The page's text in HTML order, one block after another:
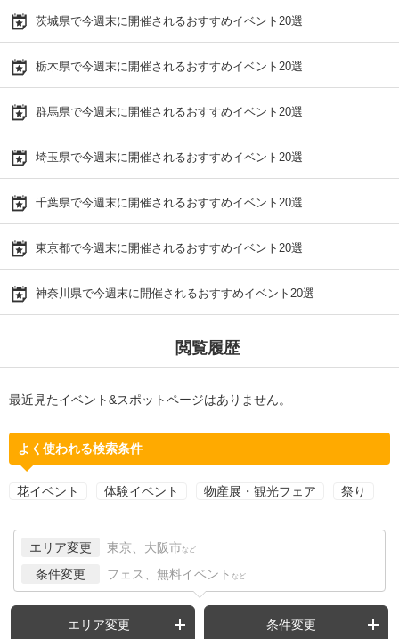
茨城県で今週末に開催されるおすすめイベント20選
栃木県で今週末に開催されるおすすめイベント20選
群馬県で今週末に開催されるおすすめイベント20選
埼玉県で今週末に開催されるおすすめイベント20選
千葉県で今週末に開催されるおすすめイベント20選
東京都で今週末に開催されるおすすめイベント20選
神奈川県で今週末に開催されるおすすめイベント20選
閲覧履歴
最近見たイベント&スポットページはありません。
よく使われる検索条件
花イベント 体験イベント 物産展・観光フェア 祭り
エリア変更 東京、大阪市 など
条件変更 フェス、無料イベント など
エリア変更 条件変更